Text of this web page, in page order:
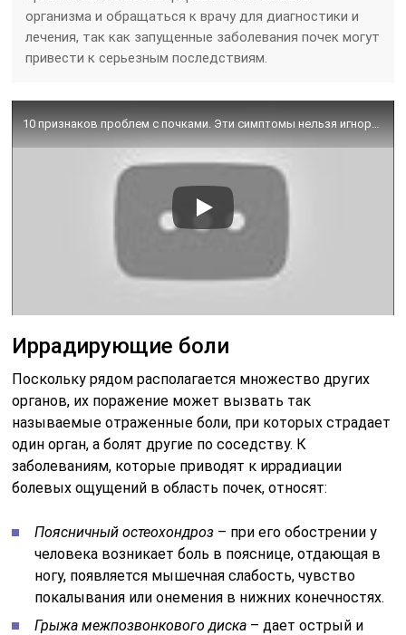
организма и обращаться к врачу для диагностики и
лечения, так как запущенные заболевания почек могут
привести к серьезным последствиям.
Иррадирующие боли
Поскольку рядом располагается множество других
органов, их поражение может вызвать так
называемые отраженные боли, при которых страдает
один орган, а болят другие по соседству. К
заболеваниям, которые приводят к иррадиации
болевых ощущений в область почек, относят:
Поясничный остеохондроз – при его обострении у
человека возникает боль в пояснице, отдающая в
ногу, появляется мышечная слабость, чувство
покалывания или онемения в нижних конечностях.
Грыжа межпозвонкового диска – дает острый и